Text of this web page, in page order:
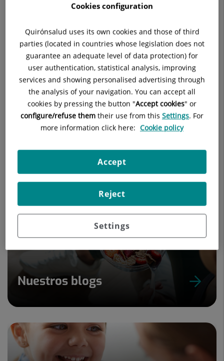
habitaciones individuales
atención continuada por los pediatrasde nuestro equipo.
Ingresan pacientesdesde el servicio de urgencias para
continuar estudioorealizar tratamiento si la patología que
presentan así lo requiere .
Ingresopostoperatorio de determinadas cirugías cuando así
lo requieren: Otorrinolaringología (adenoidectomía y
reducción amigdalar), cirugía infantil (apendicitis,
infantil.
Nuestros blogs
Cookies configuration
Quirónsalud uses its own cookies and those of third
parties (located in countries whose legislation does not
guarantee an adequate level of data protection) for
user authentication, statistical analysis, improving
services and showing personalised advertising through
the analysis of your navigation. You can accept all
cookies by pressing the button "Accept cookies" or
configure/refuse them their use from this Settings. For
more information click here: Cookie policy
Settings
Reject
Accept